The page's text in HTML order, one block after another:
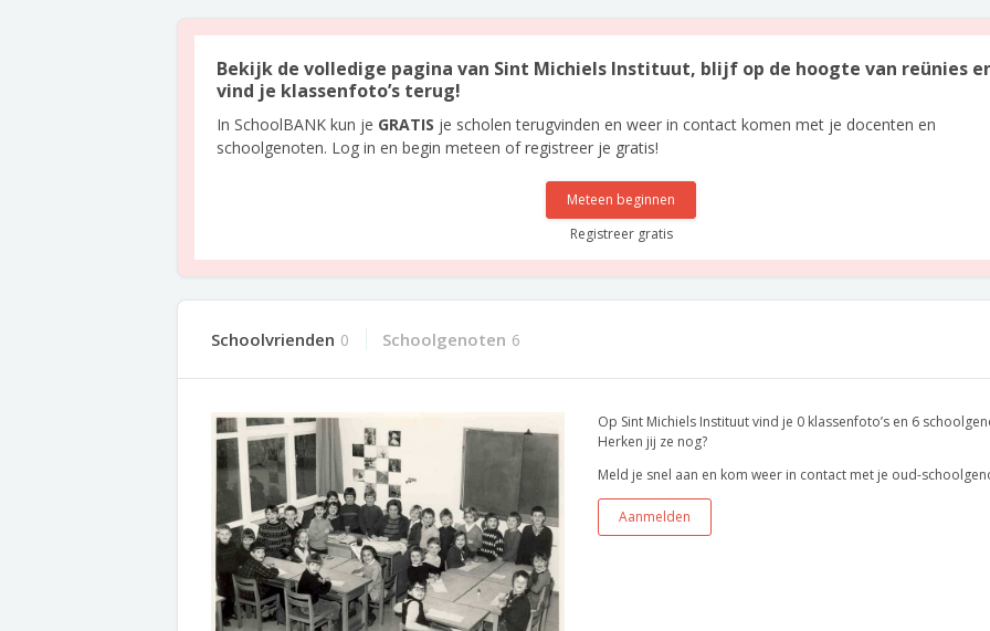
Bekijk de volledige pagina van Sint Michiels Instituut, blijf op de hoogte van reünies
vind je klassenfoto’s terug!
In SchoolBANK kun je GRATIS je scholen terugvinden en weer in contact komen met je docenten en
schoolgenoten. Log in en begin meteen of registreer je gratis!
Meteen beginnen
Registreer gratis
Schoolvrienden 0 Schoolgenoten 6
Op Sint Michiels Instituut vind je 0 klassenfoto’s en 6
Herken jij ze nog?
Meld je snel aan en kom weer in contact met je oud-
Aanmelden